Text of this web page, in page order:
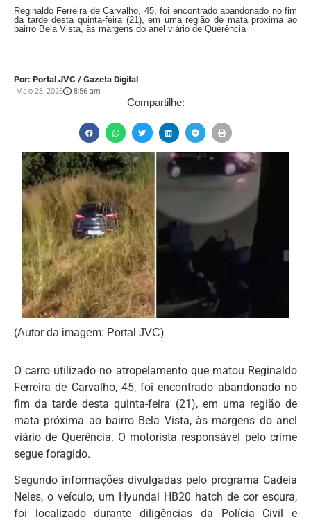
Reginaldo Ferreira de Carvalho, 45, foi encontrado abandonado no fim
da tarde desta quinta-feira (21), em uma região de mata próxima ao
bairro Bela Vista, às margens do anel viário de Querência
Por: Portal JVC / Gazeta Digital
Maio 23, 2026 8:56 am
Compartilhe:
(Autor da imagem: Portal JVC)
O carro utilizado no atropelamento que matou Reginaldo
Ferreira de Carvalho, 45, foi encontrado abandonado no
fim da tarde desta quinta-feira (21), em uma região de
mata próxima ao bairro Bela Vista, às margens do anel
viário de Querência. O motorista responsável pelo crime
segue foragido.
Segundo informações divulgadas pelo programa Cadeia
Neles, o veículo, um Hyundai HB20 hatch de cor escura,
foi localizado durante diligências da Polícia Civil e